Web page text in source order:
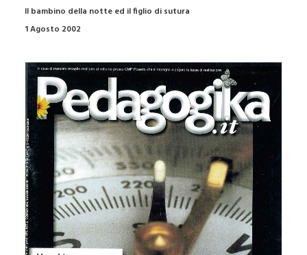
Il bambino della notte ed il figlio di sutura
1 Agosto 2002